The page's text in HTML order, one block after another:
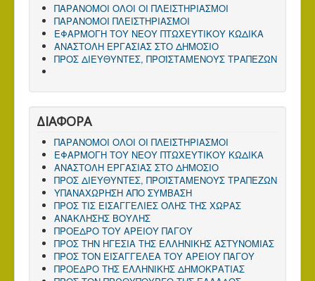
ΠΑΡΑΝΟΜΟΙ ΟΛΟΙ ΟΙ ΠΛΕΙΣΤΗΡΙΑΣΜΟΙ
ΠΑΡΑΝΟΜΟΙ ΠΛΕΙΣΤΗΡΙΑΣΜΟΙ
ΕΦΑΡΜΟΓΗ ΤΟΥ ΝΕΟΥ ΠΤΩΧΕΥΤΙΚΟΥ ΚΩΔΙΚΑ
ΑΝΑΣΤΟΛΗ ΕΡΓΑΣΙΑΣ ΣΤΟ ΔΗΜΟΣΙΟ
ΠΡΟΣ ΔΙΕΥΘΥΝΤΕΣ, ΠΡΟΪΣΤΑΜΕΝΟΥΣ ΤΡΑΠΕΖΩΝ
ΔΙΑΦΟΡΑ
ΠΑΡΑΝΟΜΟΙ ΟΛΟΙ ΟΙ ΠΛΕΙΣΤΗΡΙΑΣΜΟΙ
ΕΦΑΡΜΟΓΗ ΤΟΥ ΝΕΟΥ ΠΤΩΧΕΥΤΙΚΟΥ ΚΩΔΙΚΑ
ΑΝΑΣΤΟΛΗ ΕΡΓΑΣΙΑΣ ΣΤΟ ΔΗΜΟΣΙΟ
ΠΡΟΣ ΔΙΕΥΘΥΝΤΕΣ, ΠΡΟΪΣΤΑΜΕΝΟΥΣ ΤΡΑΠΕΖΩΝ
ΥΠΑΝΑΧΩΡΗΣΗ ΑΠΟ ΣΥΜΒΑΣΗ
ΠΡΟΣ ΤΙΣ ΕΙΣΑΓΓΕΛΙΕΣ ΟΛΗΣ ΤΗΣ ΧΩΡΑΣ
ΑΝΑΚΛΗΣΗΣ ΒΟΥΛΗΣ
ΠΡΟΕΔΡΟ ΤΟΥ ΑΡΕΙΟΥ ΠΑΓΟΥ
ΠΡΟΣ ΤΗΝ ΗΓΕΣΙΑ ΤΗΣ ΕΛΛΗΝΙΚΗΣ ΑΣΤΥΝΟΜΙΑΣ
ΠΡΟΣ ΤΟΝ ΕΙΣΑΓΓΕΛΕΑ ΤΟΥ ΑΡΕΙΟΥ ΠΑΓΟΥ
ΠΡΟΕΔΡΟ ΤΗΣ ΕΛΛΗΝΙΚΗΣ ΔΗΜΟΚΡΑΤΙΑΣ